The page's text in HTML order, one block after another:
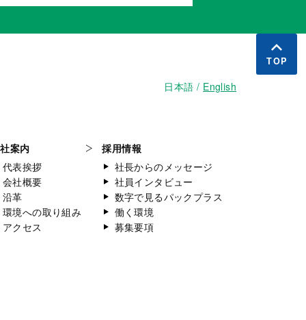
TOP
案内
代表挨拶
会社概要
沿革
環境への取り組み
アクセス
採用情報
社長からのメッセージ
社員インタビュー
数字で見るパックプラス
働く環境
募集要項
日本語 English